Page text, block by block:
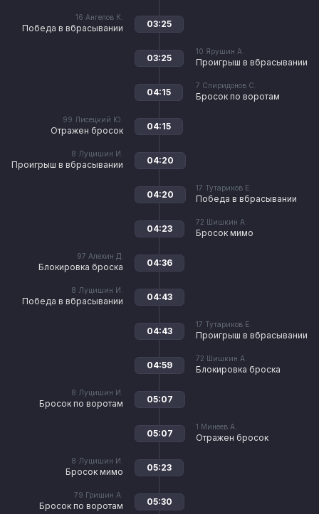
16 Ангелов К.
Победа в вбрасывании 03:25
10 Ярушин А.
Проигрыш в вбрасывании
03:25
7 Спиридонов С.
Бросок по воротам
04:15
99 Лисецкий Ю.
Отражен бросок 04:15
8 Луцишин И.
Проигрыш в вбрасывании 04:20
17 Тутариков Е.
Победа в вбрасывании
04:20
72 Шишкин А.
Бросок мимо
04:23
97 Алехин Д.
Блокировка броска 04:36
8 Луцишин И.
Победа в вбрасывании 04:43
17 Тутариков Е.
Проигрыш в вбрасывании
04:43
72 Шишкин А.
Блокировка броска
04:59
8 Луцишин И.
Бросок по воротам 05:07
1 Минеев А.
Отражен бросок
05:07
8 Луцишин И.
Бросок мимо 05:23
79 Гришин А.
Бросок по воротам 05:30